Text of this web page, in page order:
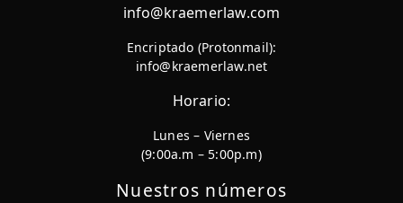
info@kraemerlaw.com
Encriptado (Protonmail):
info@kraemerlaw.net
Horario:
Lunes – Viernes
(9:00a.m – 5:00p.m)
Nuestros números